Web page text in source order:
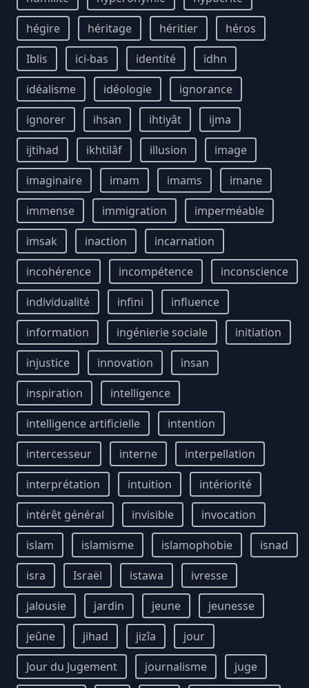
hégire
héritage héritier
héros
Iblis
ici-bas identité
idhn
idéalisme
idéologie
ignorance
ignorer
ihsan ihtiyât
ijma
ijtihad
ikhtilâf illusion
image
imaginaire
imam imams
imane
immense
immigration
imperméable
imsak
inaction
incarnation
incohérence
incompétence
inconscience
individualité
infini
influence
information
ingénierie sociale
initiation
injustice
innovation
insan
inspiration
intelligence
intelligence artificielle
intention
intercesseur
interne
interpellation
interprétation
intuition
intériorité
intérêt général
invisible
invocation
islam
islamisme islamophobie
isnad
isra
Israël istawa
ivresse
jalousie
jardin jeune
jeunesse
jeûne
jihad jizîa
jour
Jour du Jugement
journalisme
juge